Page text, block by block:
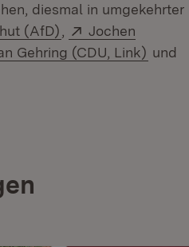
diesmal in umgekehrter
(AfD) (Öffnet in neuem
Extern:
Jochen
Fenster)
Gehring (CDU, Link) und